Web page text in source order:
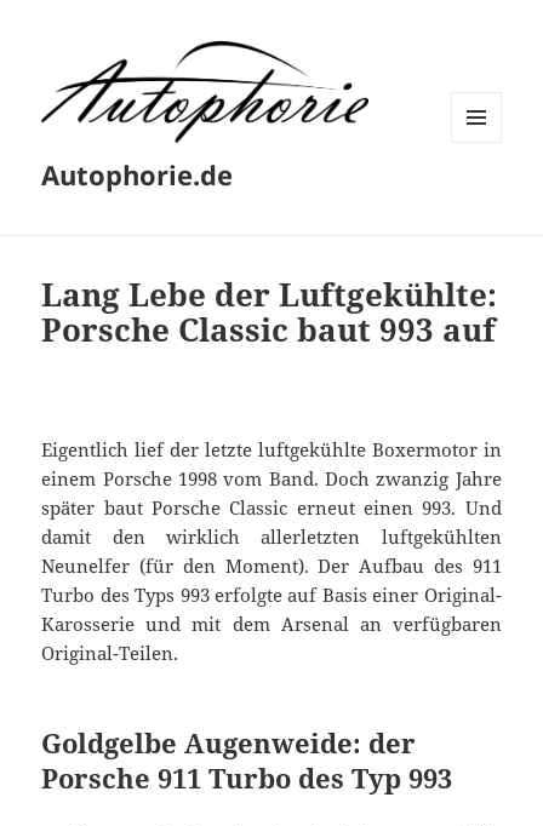
Autophorie.de
Lang Lebe der Luftgekühlte:
Porsche Classic baut 993 auf
Eigentlich lief der letzte luftgekühlte Boxermotor in
einem Porsche 1998 vom Band. Doch zwanzig Jahre
später baut Porsche Classic erneut einen 993. Und
damit den wirklich allerletzten luftgekühlten
Neunelfer (für den Moment). Der Aufbau des 911
Turbo des Typs 993 erfolgte auf Basis einer Original-
Karosserie und mit dem Arsenal an verfügbaren
Original-Teilen.
Goldgelbe Augenweide: der
Porsche 911 Turbo des Typ 993